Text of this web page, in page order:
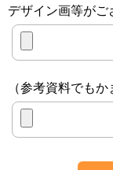
デザイン画等がご
（参考資料でもか